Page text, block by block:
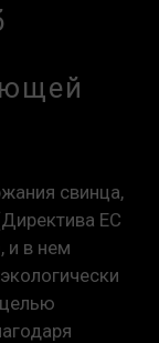
свинца,
ЕС
и в нем